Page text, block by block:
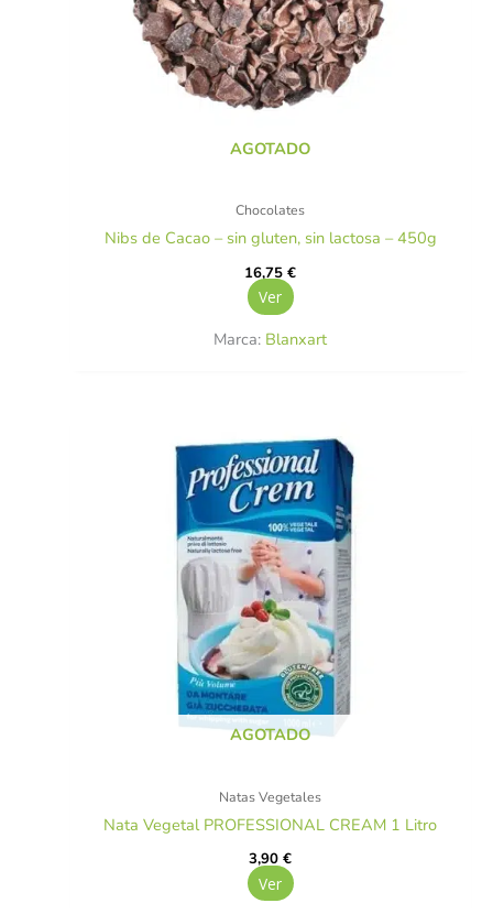
AGOTADO
Chocolates
Nibs de Cacao – sin gluten, sin lactosa – 450g
16,75€
Ver
Marca: Blanxart
AGOTADO
Natas Vegetales
Nata Vegetal PROFESSIONAL CREAM 1 Litro
3,90€
Ver